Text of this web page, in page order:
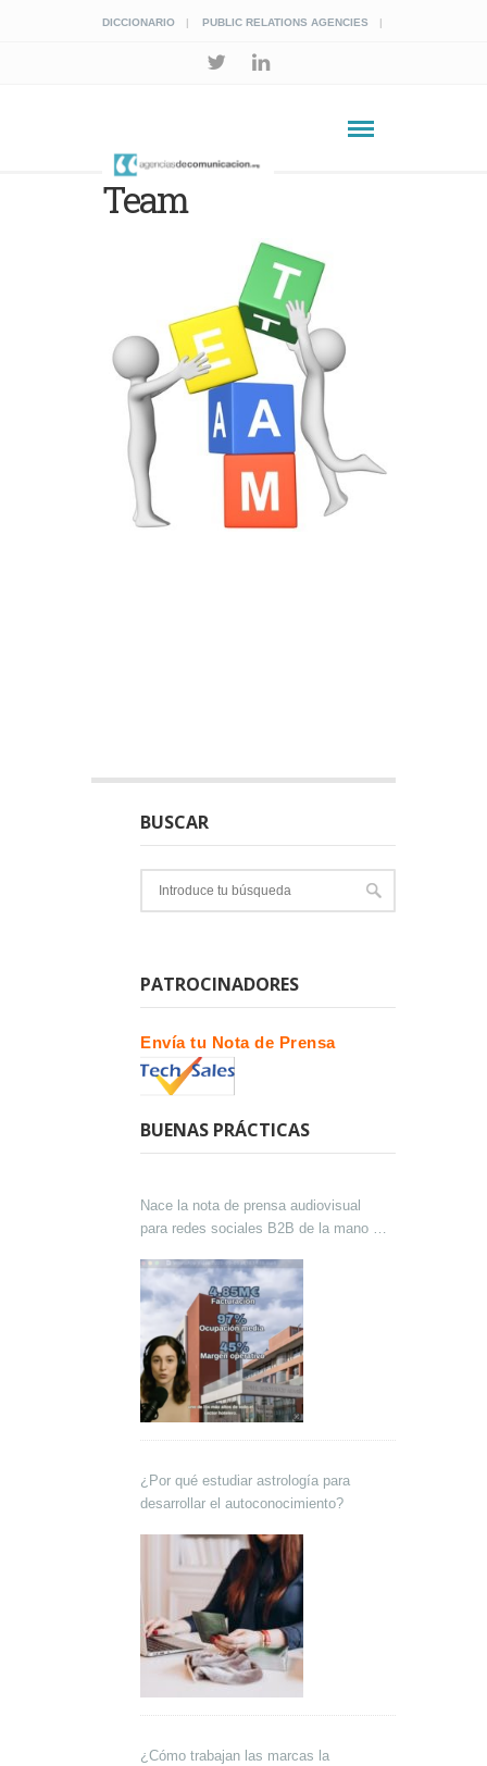
DICCIONARIO PUBLIC RELATIONS AGENCIES
Team
BUSCAR
PATROCINADORES
Envía tu Nota de Prensa
BUENAS PRÁCTICAS
Nace la nota de prensa audiovisual
para redes sociales B2B de la mano de
¿Por qué estudiar astrología para
desarrollar el autoconocimiento?
¿Cómo trabajan las marcas la